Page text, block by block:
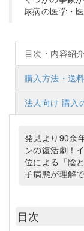
尿病の医学・
目次・内容紹介
購入方法・送
法人向け 購入
発見より90余
ンの復活劇！
位による「陰
子病態が理解
目次